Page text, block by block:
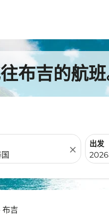
布吉的航
close
出发
fc-
2026
布吉